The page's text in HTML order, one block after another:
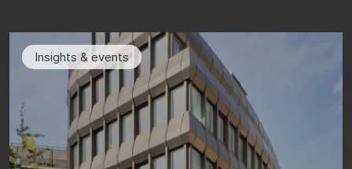
Insights & events